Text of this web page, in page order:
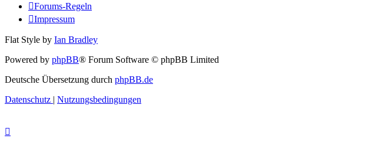
Forums-Regeln
Impressum
Flat Style by Ian Bradley
Powered by phpBB® Forum Software © phpBB Limited
Deutsche Übersetzung durch phpBB.de
Datenschutz | Nutzungsbedingungen